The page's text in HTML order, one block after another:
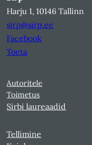
Harju 1, 10146 Tallinn
sirp@sirp.ee
Facebook
Toeta
Autoritele
Toimetus
Sirbi laureaadid
Tellimine